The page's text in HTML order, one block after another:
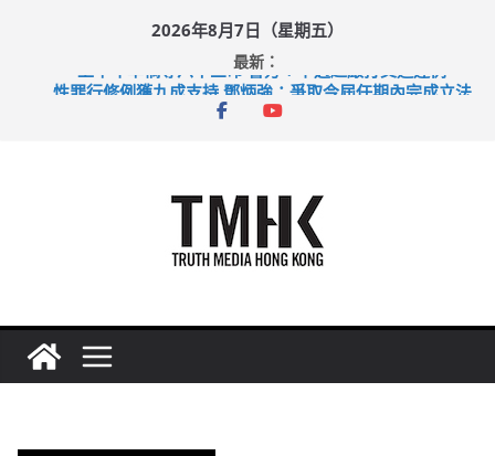
2026年8月7日（星期五）
最新：
上半年車禍奪六十三命 警方：下週起嚴打交通違例
性罪行修例獲九成支持 鄧炳強：爭取今屆任期內完成立法
涉造假公屋富戶申報表 倉管員准保釋候訊